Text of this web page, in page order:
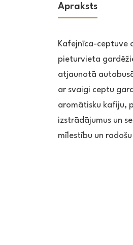
Apraksts
Kafejnīca-ceptuve
pieturvieta
atjaunotā
ar svaigi ceptu
aromātisku kafiju,
izstrādājumus un
mīlestību un